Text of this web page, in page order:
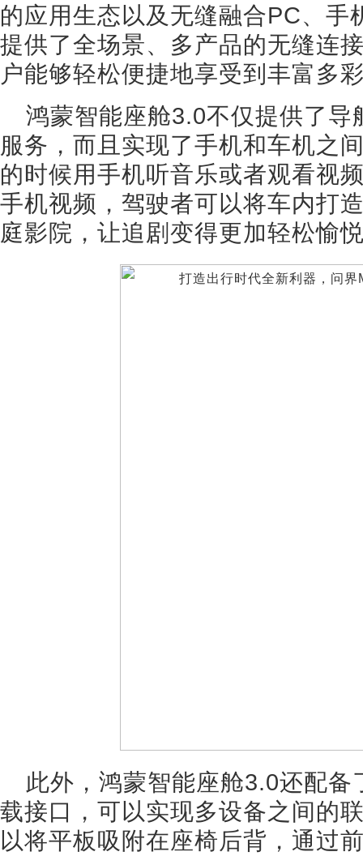
的应用生态以及无缝融合PC、手
提供了全场景、多产品的无缝连
户能够轻松便捷地享受到丰富多
鸿蒙智能座舱3.0不仅提供了
服务，而且实现了手机和车机之
的时候用手机听音乐或者观看视
手机视频，驾驶者可以将车内打
庭影院，让追剧变得更加轻松愉
此外，鸿蒙智能座舱3.0还配
载接口，可以实现多设备之间的
以将平板吸附在座椅后背，通过